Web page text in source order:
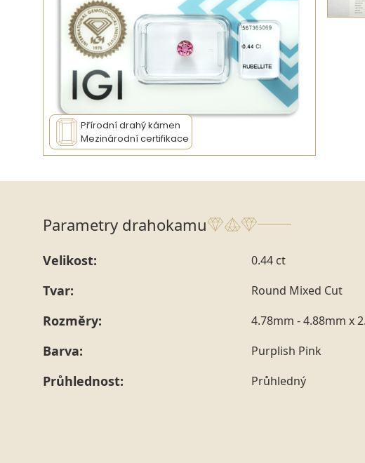
Přírodní drahý kámen
Mezinárodní certifikace
Parametry drahokamu
Velikost: 0.44 ct
Tvar: Round Mixed Cut
Rozměry: 4.78mm - 4.88mm x
Barva: Purplish Pink
Průhlednost: Průhledný